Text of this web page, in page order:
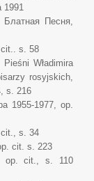
1991
Песня,
s. 58
Władimira
rosyjskich,
s. 216
1955-1977, op.
s. 34
cit. s. 223
op. cit., s. 110